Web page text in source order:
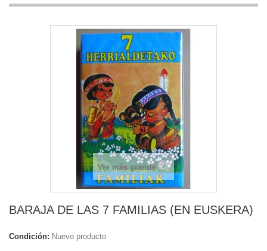
Ver más grande
BARAJA DE LAS 7 FAMILIAS (EN EUSKERA)
Condición: Nuevo producto